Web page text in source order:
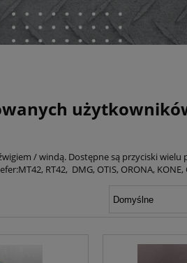
/ windą. Dostępne są przyciski
RT42, DMG, OTIS, ORONA, KONE,